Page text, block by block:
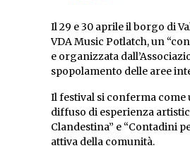
Il 29 e 30 aprile il borgo di
VDA Music Potlatch, un
e organizzata
spopolamento delle aree
Il festival si conferma
diffuso di esperienza
Clandestina” e “Contadini
attiva della comunità.